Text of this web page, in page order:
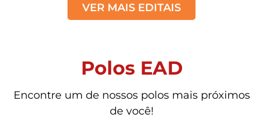
VER MAIS EDITAIS
Polos EAD
Encontre um de nossos polos mais próximos
de você!